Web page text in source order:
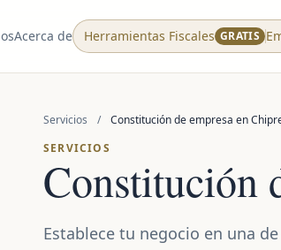
Acerca de Herramientas Fiscales GRATIS
Servicios /
Constitución de empresa en
SERVICIOS
Constitución
Establece tu negocio en una